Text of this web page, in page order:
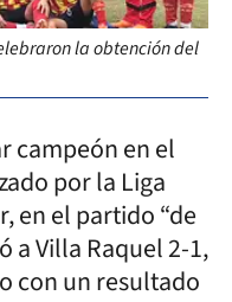
la obtención del
campeón en el
por la Liga
en el partido “de
a Villa Raquel 2-1,
con un resultado